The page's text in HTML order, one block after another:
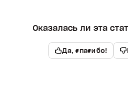
Оказалась ли эта
Да, спасибо!